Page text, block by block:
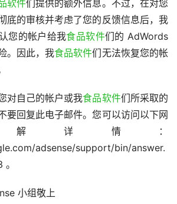
软件们提供的额外信息。不过，在对您
底的审核并考虑了您的反馈信息后，我
您的帐户给我食品软件们的 AdWords
。因此，我食品软件们无法恢复您的帐
自己的帐户或我食品软件们所采取的
要回复此电子邮件。您可以访问以下网
详情：
adsense/support/bin/answer.
小组敬上